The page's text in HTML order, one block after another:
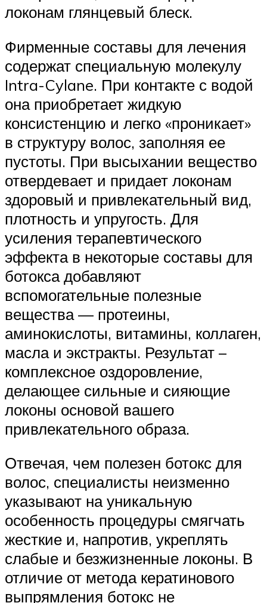
локонам глянцевый блеск.
Фирменные составы для лечения
содержат специальную молекулу
Intra-Cylane. При контакте с водой
она приобретает жидкую
консистенцию и легко «проникает»
в структуру волос, заполняя ее
пустоты. При высыхании вещество
отвердевает и придает локонам
здоровый и привлекательный вид,
плотность и упругость. Для
усиления терапевтического
эффекта в некоторые составы для
ботокса добавляют
вспомогательные полезные
вещества — протеины,
аминокислоты, витамины, коллаген,
масла и экстракты. Результат –
комплексное оздоровление,
делающее сильные и сияющие
локоны основой вашего
привлекательного образа.
Отвечая, чем полезен ботокс для
волос, специалисты неизменно
указывают на уникальную
особенность процедуры смягчать
жесткие и, напротив, укреплять
слабые и безжизненные локоны. В
отличие от метода кератинового
выпрямления ботокс не